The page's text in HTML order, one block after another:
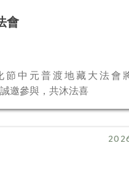
會
節中元普渡地藏大法會
邀參與，共沐法喜